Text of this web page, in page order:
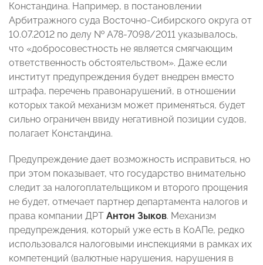
Констандина. Например, в постановлении
Арбитражного суда Восточно-Сибирского округа от
10.07.2012 по делу № А78-7098/2011 указывалось,
что «добросовестность не является смягчающим
ответственность обстоятельством». Даже если
институт предупреждения будет внедрен вместо
штрафа, перечень правонарушений, в отношении
которых такой механизм может применяться, будет
сильно ограничен ввиду негативной позиции судов,
полагает Констандина.
Предупреждение дает возможность исправиться, но
при этом показывает, что государство внимательно
следит за налогоплательщиком и второго прощения
не будет, отмечает партнер департамента налогов и
права компании ДРТ Антон Зыков. Механизм
предупреждения, который уже есть в КоАПе, редко
использовался налоговыми инспекциями в рамках их
компетенций (валютные нарушения, нарушения в